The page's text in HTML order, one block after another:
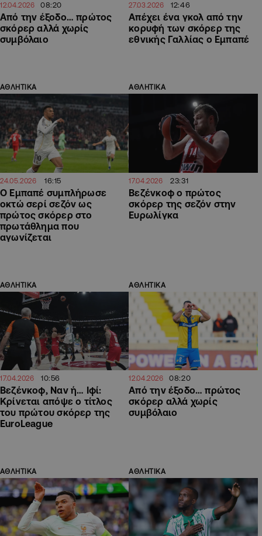
12.04.2026 08:20
Από την έξοδο… πρώτος
σκόρερ αλλά χωρίς
συμβόλαιο
27.03.2026 12:46
Απέχει ένα γκολ από την
κορυφή των σκόρερ της
εθνικής Γαλλίας ο Εμπαπέ
ΑΘΛΗΤΙΚΑ
24.05.2026 16:15
Ο Εμπαπέ συμπλήρωσε
οκτώ σερί σεζόν ως
πρώτος σκόρερ στο
πρωτάθλημα που
αγωνίζεται
ΑΘΛΗΤΙΚΑ
17.04.2026 23:31
Βεζένκοφ ο πρώτος
σκόρερ της σεζόν στην
Ευρωλίγκα
ΑΘΛΗΤΙΚΑ
17.04.2026 10:56
Βεζένκοφ, Ναν ή… Ιφί:
Κρίνεται απόψε ο τίτλος
του πρώτου σκόρερ της
EuroLeague
ΑΘΛΗΤΙΚΑ
12.04.2026 08:20
Από την έξοδο… πρώτος
σκόρερ αλλά χωρίς
συμβόλαιο
ΑΘΛΗΤΙΚΑ ΑΘΛΗΤΙΚΑ